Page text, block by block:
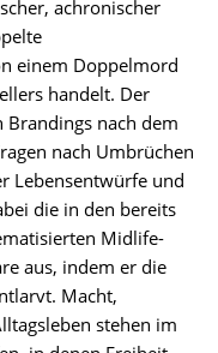
achronischer
einem Doppelmord
handelt. Der
Brandings nach dem
nach Umbrüchen
Lebensentwürfe und
die in den bereits
Midlife-
aus, indem er die
Macht,
stehen im